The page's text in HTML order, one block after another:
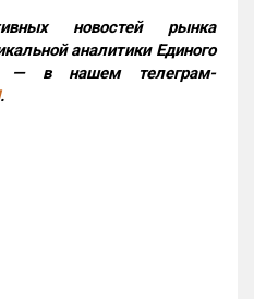
новостей рынка
аналитики Единого
— в нашем телеграм-
.